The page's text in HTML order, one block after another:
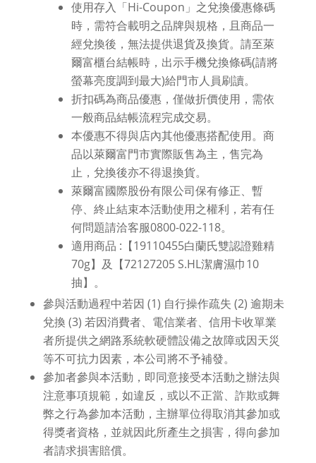
使用存入「Hi-Coupon」之兌換優惠條碼
時，需符合載明之品牌與規格，且商品一
經兌換後，無法提供退貨及換貨。請至萊
爾富櫃台結帳時，出示手機兌換條碼(請將
螢幕亮度調到最大)給門市人員刷讀。
折扣碼為商品優惠，僅做折價使用，需依
一般商品結帳流程完成交易。
本優惠不得與店內其他優惠搭配使用。商
品以萊爾富門市實際販售為主，售完為
止，兌換後亦不得退換貨。
萊爾富國際股份有限公司保有修正、暫
停、終止結束本活動使用之權利，若有任
何問題請洽客服0800-022-118。
適用商品 :【19110455白蘭氏雙認證雞精
70g】及【72127205 S.HL潔膚濕巾10
抽】。
參與活動過程中若因 (1) 自行操作疏失 (2) 逾期未
兌換 (3) 若因消費者、電信業者、信用卡收單業
者所提供之網路系統軟硬體設備之故障或因天災
等不可抗力因素，本公司將不予補發。
參加者參與本活動，即同意接受本活動之辦法與
注意事項規範，如違反，或以不正當、詐欺或舞
弊之行為參加本活動，主辦單位得取消其參加或
得獎者資格，並就因此所產生之損害，得向參加
者請求損害賠償。